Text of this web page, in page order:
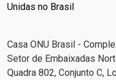
Unidas no Brasil
Casa ONU Brasil -
Setor de Embaixadas
Quadra 802, Conjunto C,